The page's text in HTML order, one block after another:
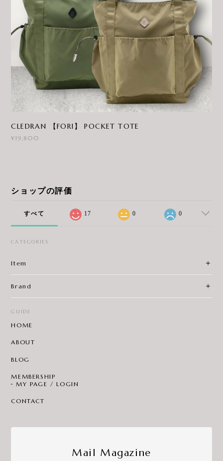
CLEDRAN 【FORI】 POCKET TOTE
¥19,800
ショップの評価
すべて 17 0 0
CATEGORIES
Item
Brand
GUIDE
HOME
ABOUT
BLOG
MEMBERSHIP
MY PAGE / LOGIN
CONTACT
Mail Magazine